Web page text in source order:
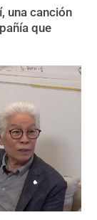
una canción
que